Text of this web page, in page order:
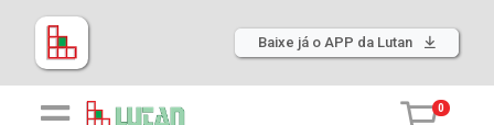
Baixe já o APP da Lutan
0